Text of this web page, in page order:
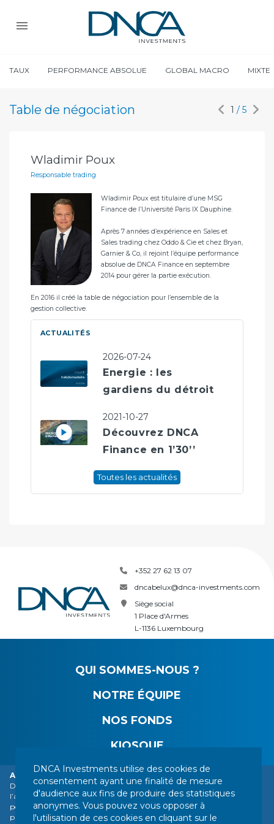
Alerte vigilance : usurpation d’identité de DNCA Finance.
DNCA Finance, société affiliée de Natixis Investment Managers, attire
l’attention du public sur l’usurpation de son identité par différentes
personnes ou sociétés basées à l’étranger, parmi lesquelles une société se
présentant comme une entreprise de services financiers s’intitulant «
TAUX PERFORMANCE ABSOLUE GLOBAL MACRO MIXTE
Table de négociation 1 / 5
Wladimir Poux
Responsable trading
Wladimir Poux est titulaire d’une MSG
Finance de l’Université Paris IX Dauphine.
Après 7 années d’expérience en Sales et
Sales trading chez Oddo & Cie et chez Bryan,
Garnier & Co, il rejoint l’équipe performance
absolue de DNCA Finance en septembre
2014 pour gérer la partie exécution.
En 2016 il créé la table de négociation pour l’ensemble de la
gestion collective.
ACTUALITÉS
2026-07-24
Energie : les
gardiens du détroit
2021-10-27
Découvrez DNCA
Finance en 1’30’’
Toutes les actualités
+352 27 62 13 07
dncabelux@dnca-investments.com
Siège social
1 Place d'Armes
L-1136 Luxembourg
QUI SOMMES-NOUS ?
NOTRE ÉQUIPE
NOS FONDS
KIOSQUE
VOS CONTACTS
MENTIONS LÉGALES
INFORMATIONS RÉGLEMENTAIRES
DNCA Investments utilise des cookies de
consentement ayant une finalité de mesure
d'audience aux fins de produire des statistiques
anonymes. Vous pouvez vous opposer à
l'utilisation de ces cookies en cliquant sur le